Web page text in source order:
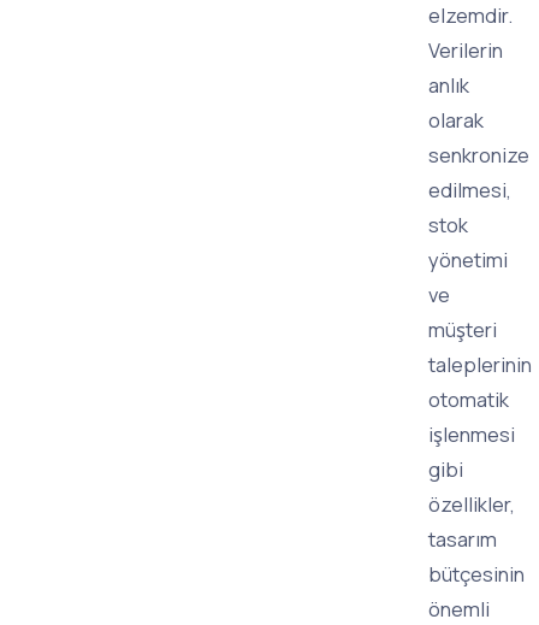
elzemdir.
Verilerin
anlık
olarak
senkronize
edilmesi,
stok
yönetimi
ve
müşteri
taleplerinin
otomatik
işlenmesi
gibi
özellikler,
tasarım
bütçesinin
önemli